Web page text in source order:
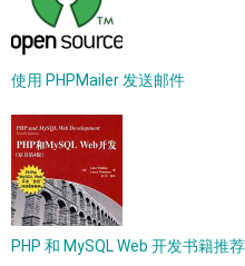
使用 PHPMailer 发送邮件
PHP 和 MySQL Web 开发书籍推荐